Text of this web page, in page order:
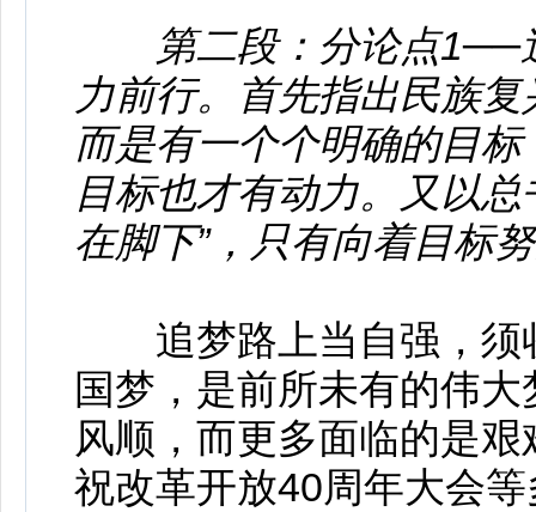
第二段：分论点1──
力前行。首先指出民族
而是有一个个明确的目
目标也才有动力。又以
在脚下”，只有向着目标
追梦路上当自强，须
国梦，是前所未有的伟
风顺，而更多面临的是
祝改革开放40周年大会